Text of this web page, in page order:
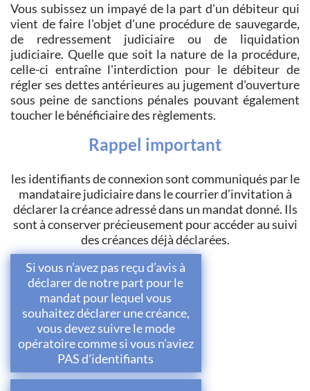
Vous subissez un impayé de la part d'un débiteur qui
vient de faire l'objet d'une procédure de sauvegarde,
de redressement judiciaire ou de liquidation
judiciaire. Quelle que soit la nature de la procédure,
celle-ci entraîne l'interdiction pour le débiteur de
régler ses dettes antérieures au jugement d'ouverture
sous peine de sanctions pénales pouvant également
toucher le bénéficiaire des règlements.
Rappel important
les identifiants de connexion sont communiqués par le
mandataire judiciaire dans le courrier d’invitation à
déclarer la créance adressé dans un mandat donné. Ils
sont à conserver précieusement pour accéder au suivi
des créances déjà déclarées.
Si vous n’avez pas reçu d’avis à
déclarer de notre part pour le
mandat pour lequel vous
souhaitez déclarer une créance,
vous devez suivre le mode
opératoire comme si vous n’aviez
PAS d’identifiants